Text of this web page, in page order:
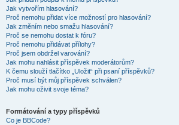
Jak vytvořím hlasování?
Proč nemohu přidat více možností pro hlasování?
Jak změním nebo smažu hlasování?
Proč se nemohu dostat k fóru?
Proč nemohu přidávat přílohy?
Proč jsem obdržel varování?
Jak mohu nahlásit příspěvek moderátorům?
K čemu slouží tlačítko „Uložit“ při psaní příspěvků?
Proč musí být můj příspěvek schválen?
Jak mohu oživit svoje téma?
Formátování a typy příspěvků
Co je BBCode?